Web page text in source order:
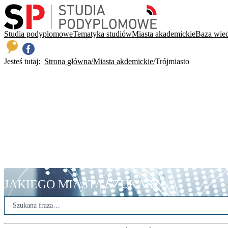
Studia podyplomoweTematyka studiówMiasta akademickieBaza
Jesteś tutaj: Strona główna Miasta akdemickie Trójmiasto
JAKIEGO MIASTA SZUKASZ?